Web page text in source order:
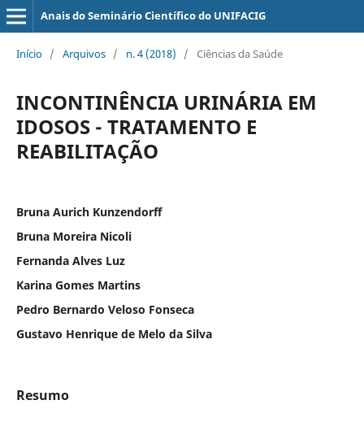
Anais do Seminário Científico do UNIFACIG
Início / Arquivos / n. 4 (2018) / Ciências da Saúde
INCONTINÊNCIA URINÁRIA EM
IDOSOS - TRATAMENTO E
REABILITAÇÃO
Bruna Aurich Kunzendorff
Bruna Moreira Nicoli
Fernanda Alves Luz
Karina Gomes Martins
Pedro Bernardo Veloso Fonseca
Gustavo Henrique de Melo da Silva
Resumo